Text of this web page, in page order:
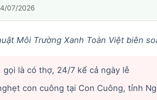
07/2026
Môi Trường Xanh Toàn Việt biên
gọi là có thợ, 24/7 kể cả ngày lễ
con cuông tại Con Cuông, tỉnh